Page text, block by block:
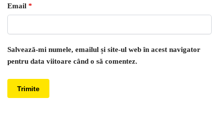
Email *
Salvează-mi numele, emailul și site-ul web în acest navigator
pentru data viitoare când o să comentez.